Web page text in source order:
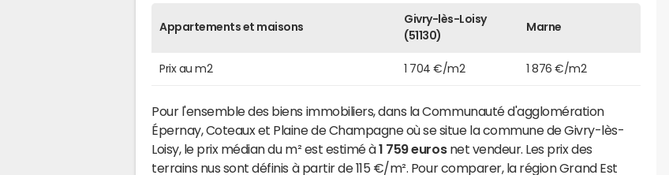
Appartements et maisons
Givry-lès-Loisy
(51130)
Marne
Prix au m2 1 704 €/m2 1 876 €/m2
Pour l'ensemble des biens immobiliers, dans la Communauté d'agglomération
Épernay, Coteaux et Plaine de Champagne où se situe la commune de Givry-lès-
Loisy, le prix médian du m² est estimé à1 759 eurosnet vendeur. Les prix des
terrains nus sont définis à partir de 115 €/m². Pour comparer, la région Grand Est